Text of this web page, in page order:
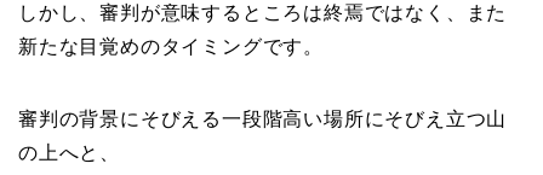
しかし、審判が意味するところは終焉ではなく、また
新たな目覚めのタイミングです。
審判の背景にそびえる一段階高い場所にそびえ立つ山
の上へと、